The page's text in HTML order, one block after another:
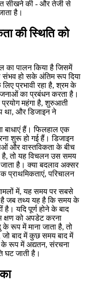
सीखने की - और तेजी से
है।
की स्थिति को
का पालन किया है जिसमें
संभव हो सके अंतिम रूप दिया
प्रभावी रहा है, श्रम के
का प्रबंधन करता है।
प्रयोग महंगा है, शुरुआती
था, और डिजाइन ने
बाधाएं हैं। फिलहाल एक
शुरू हो गई हैं। डिजाइन
और वास्तविकता के बीच
है, तो यह विचलन उस समय
है। क्या बदलाव अक्सर
प्राथमिकताएं, परिचालन
में, यह समय पर सबसे
है जब तथ्य यह है कि समय के
यदि पूर्ण होने के बाद
क्षण को अपडेट करना
रूप में माना जाता है, तो
जो बाद में कुछ समय बाद में
के रूप में अद्यतन, संरचना
घट जाती है।